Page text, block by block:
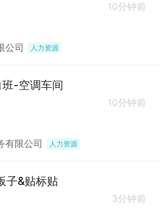
10分钟前
公司 人力资源
-空调车间
10分钟前
有限公司 人力资源
子&贴标贴
3分钟前